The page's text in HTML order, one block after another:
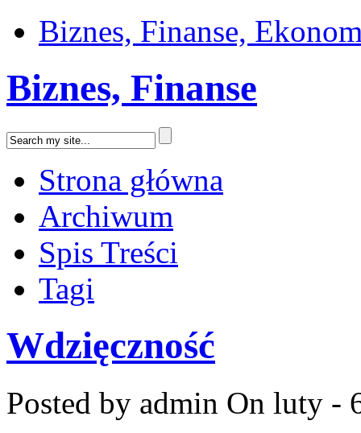
Biznes, Finanse,
Biznes, Finanse
Strona główna
Archiwum
Spis Treści
Tagi
Wdzięczność
Posted by admin On luty -